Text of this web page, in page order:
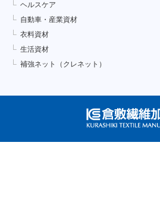
ヘルスケア
自動車・産業資材
衣料資材
生活資材
補強ネット（クレネット）